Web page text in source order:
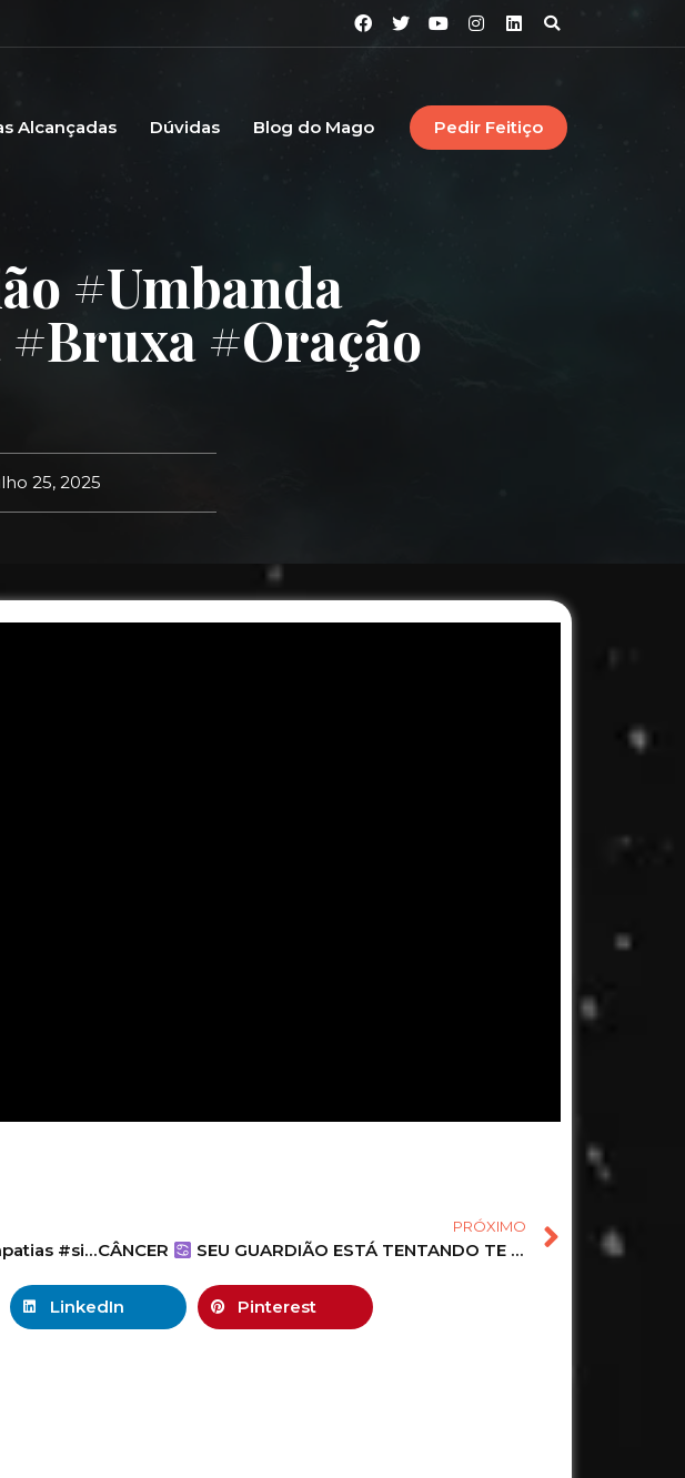
Alcançadas Dúvidas Blog do Mago Pedir Feitiço
#umbanda
#oração
25, 2025
#macumba #religião #umbanda #simpatias #simpatia #bruxa #oração #ex
PRÓXIMO
CÂNCER SEU GUARDIÃO ESTÁ TENTANDO TE AVISAR HÁ DIAS…
LinkedIn Pinterest